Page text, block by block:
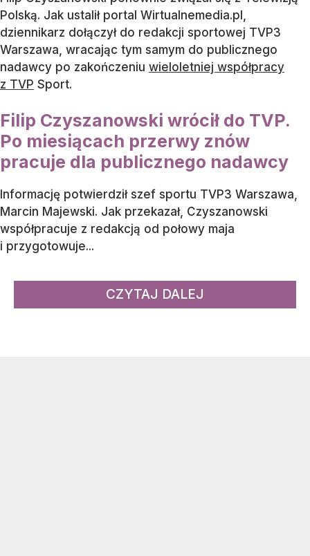
Polską. Jak ustalił portal Wirtualnemedia.pl,
dziennikarz dołączył do redakcji sportowej TVP3
Warszawa, wracając tym samym do publicznego
nadawcy po zakończeniu wieloletniej współpracy
z TVP Sport.
Filip Czyszanowski wrócił do TVP.
Po miesiącach przerwy znów
pracuje dla publicznego nadawcy
Informację potwierdził szef sportu TVP3 Warszawa,
Marcin Majewski. Jak przekazał, Czyszanowski
współpracuje z redakcją od połowy maja
i przygotowuje...
CZYTAJ DALEJ